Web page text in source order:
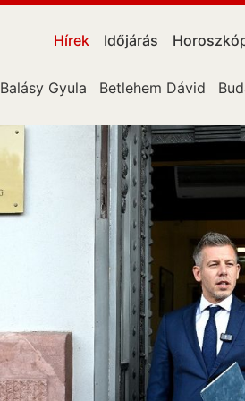
Hírek Időjárás
Balásy Gyula Betlehem Dávid